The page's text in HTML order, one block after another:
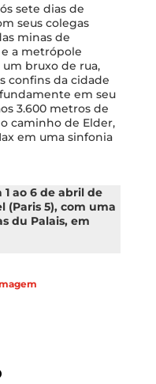
sete dias de
seus colegas
minas de
a metrópole
um bruxo de rua,
confins da cidade
em seu
3.600 metros de
caminho de Elder,
em uma sinfonia
ao 6 de abril de
(Paris 5), com uma
du Palais, em